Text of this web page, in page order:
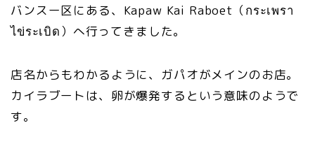
バンスー区にある、Kapaw Kai Raboet（กระเพรา
ไข่ระเบิด）へ行ってきました。
店名からもわかるように、ガパオがメインのお店。
カイラブートは、卵が爆発するという意味のようで
す。